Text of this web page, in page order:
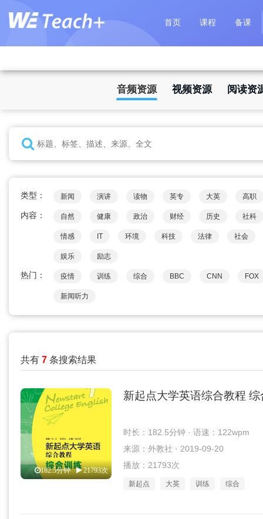
首页 课程 备课
音频资源 视频资源 阅读资
类型： 新闻 演讲 读物 英专 大英 高职
内容： 自然 健康 政治 财经 历史 社科
情感 IT 环境 科技 法律 社会
娱乐 励志
热门： 疫情 训练 综合 BBC CNN FOX
新闻听力
共有 7 条搜索结果
182.5分钟 21793次
新起点大学英语综合教程
时长：182.5分钟 · 语速：122wpm
来源：外教社 · 2019-09-20
播放：21793次
新起点 大英 训练 综合